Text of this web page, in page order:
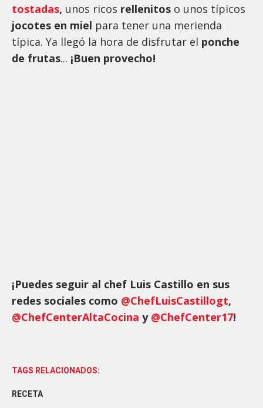
tostadas, unos ricos rellenitos o unos típicos
jocotes en miel para tener una merienda
típica. Ya llegó la hora de disfrutar el ponche
de frutas... ¡Buen provecho!
¡Puedes seguir al chef Luis Castillo en sus
redes sociales como @ChefLuisCastillogt,
@ChefCenterAltaCocina y @ChefCenter17!
TAGS RELACIONADOS:
RECETA